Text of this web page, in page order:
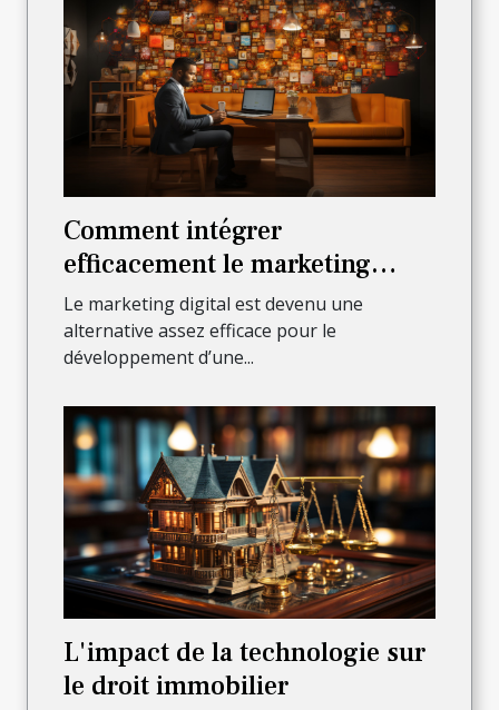
Comment intégrer
efficacement le marketing
digital pour faire croître son
activité ?
Le marketing digital est devenu une
alternative assez efficace pour le
développement d’une...
L'impact de la technologie sur
le droit immobilier